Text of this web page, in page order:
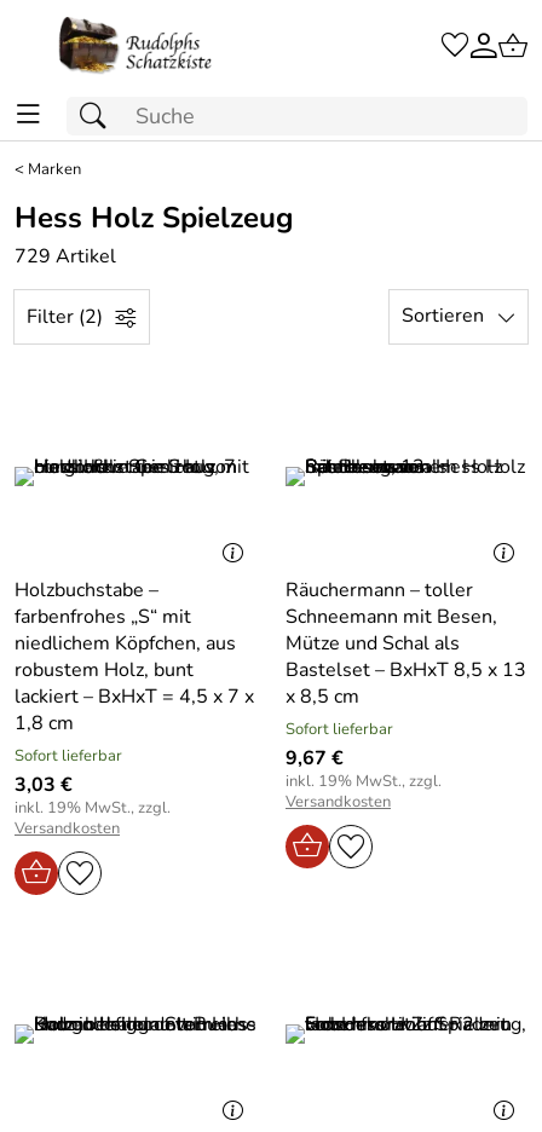
< Marken
Hess Holz Spielzeug
729 Artikel
Filter (2) Sortieren
Holzbuchstabe –
farbenfrohes „S“ mit
niedlichem Köpfchen, aus
robustem Holz, bunt
lackiert – BxHxT = 4,5 x 7 x
1,8 cm
Sofort lieferbar
3,03 €
inkl. 19% MwSt., zzgl.
Versandkosten
Räuchermann – toller
Schneemann mit Besen,
Mütze und Schal als
Bastelset – BxHxT 8,5 x 13
x 8,5 cm
Sofort lieferbar
9,67 €
inkl. 19% MwSt., zzgl.
Versandkosten